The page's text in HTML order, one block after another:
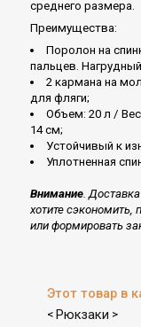
среднего размера.
Преимущества:
Поролон на
пальцев.
2 кармана на
для фляги;
Объем: 20 л /
14 см;
Устойчивый к
Уплотненная
Внимание. Доставка
хотите сэкономить,
или формировать
Этот товар в
< Рюкзаки >